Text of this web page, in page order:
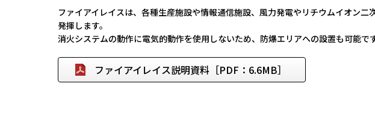
ファイアイレイスは、各種生産施設や情報通信施設、風力発電やリチウムイオン
発揮します。
消火システムの動作に電気的動作を使用しないため、防爆エリアへの設置も可能です
ファイアイレイス説明資料［PDF：6.6MB］